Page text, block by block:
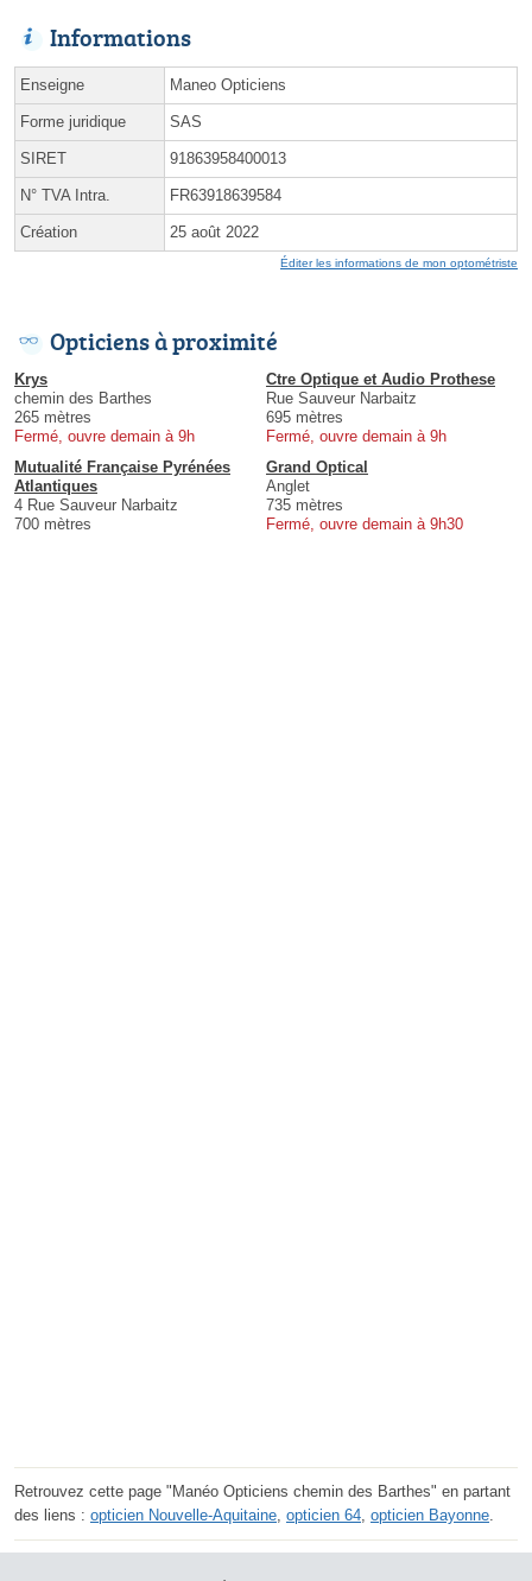
Informations
Enseigne Maneo Opticiens
Forme juridique SAS
SIRET 91863958400013
N° TVA Intra. FR63918639584
Création 25 août 2022
Éditer les informations de mon optométriste
Opticiens à proximité
Krys
chemin des Barthes
265 mètres
Fermé, ouvre demain à 9h
Ctre Optique et Audio Prothese
Rue Sauveur Narbaitz
695 mètres
Fermé, ouvre demain à 9h
Mutualité Française Pyrénées
Atlantiques
4 Rue Sauveur Narbaitz
700 mètres
Grand Optical
Anglet
735 mètres
Fermé, ouvre demain à 9h30
Retrouvez cette page "Manéo Opticiens chemin des Barthes" en partant
des liens : opticien Nouvelle-Aquitaine, opticien 64, opticien Bayonne.